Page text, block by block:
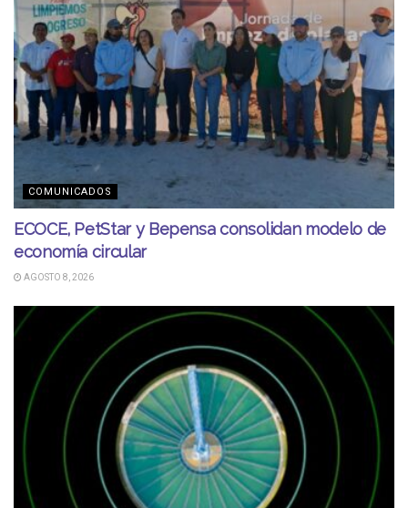
COMUNICADOS
ECOCE, PetStar y Bepensa consolidan modelo de
economía circular
AGOSTO 8, 2026